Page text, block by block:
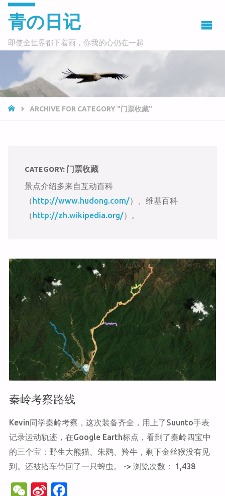
青の日记
即使全世界都下着雨，你我的心仍在一起
HOMEARCHIVE FOR CATEGORY "门票收藏"
CATEGORY: 门票收藏
景点介绍多来自互动百科
（http://www.hudong.com/）、维基百科
（http://zh.wikipedia.org/）。
秦岭考察路线
Kevin同学秦岭考察，这次装备齐全，用上了Suunto手表
记录运动轨迹，在Google Earth标点，看到了秦岭四宝中
的三个宝：野生大熊猫、朱鹮、羚牛，剩下金丝猴没有见
到。还被搭车带回了一只蜱虫。 -> 浏览次数： 1,438
W
Si